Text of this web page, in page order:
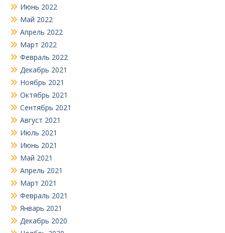
Июнь 2022
Май 2022
Апрель 2022
Март 2022
Февраль 2022
Декабрь 2021
Ноябрь 2021
Октябрь 2021
Сентябрь 2021
Август 2021
Июль 2021
Июнь 2021
Май 2021
Апрель 2021
Март 2021
Февраль 2021
Январь 2021
Декабрь 2020